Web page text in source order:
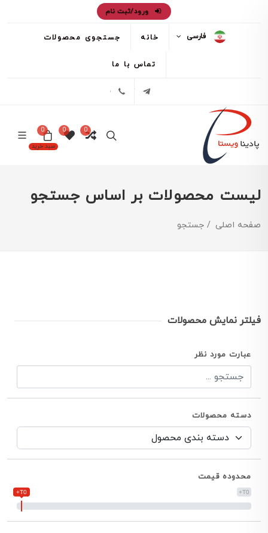
ورود/ثبت نام
فارسی خانه جستجوی محصولات
تماس با ما
تلگرام
0
0
سبد خرید
0
لیست محصولات بر اساس جستجو
صفحه اصلی جستجو
فیلتر نمایش محصولات
عبارت مورد نظر
دسته محصولات
محدوده قیمت
T0+
T0+